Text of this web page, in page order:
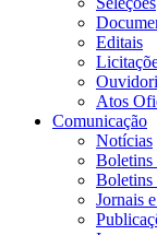
Editais
Atos
Comunicação
Notícias
Boletins
Boletins
Jornais